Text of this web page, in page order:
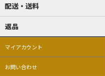
配送・送料
返品
マイアカウント
お問い合わせ